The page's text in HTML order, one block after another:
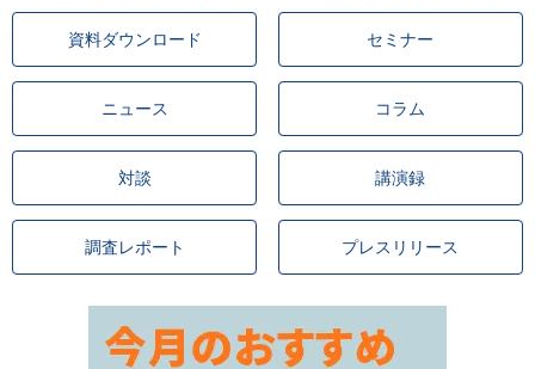
資料ダウンロード セミナー
ニュース コラム
対談 講演録
調査レポート プレスリリース